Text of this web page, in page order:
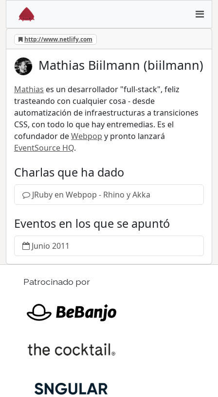
http://www.netlify.com
Mathias Biilmann (biilmann)
Mathias es un desarrollador "full-stack", feliz
trasteando con cualquier cosa - desde
automatización de infraestructuras a transiciones
CSS, con todo lo que hay entremedias. Es el
cofundador deWebpop y pronto lanzará
EventSource HQ.
Charlas que ha dado
JRuby en Webpop - Rhino y Akka
Eventos en los que se apuntó
Junio 2011
Patrocinado por